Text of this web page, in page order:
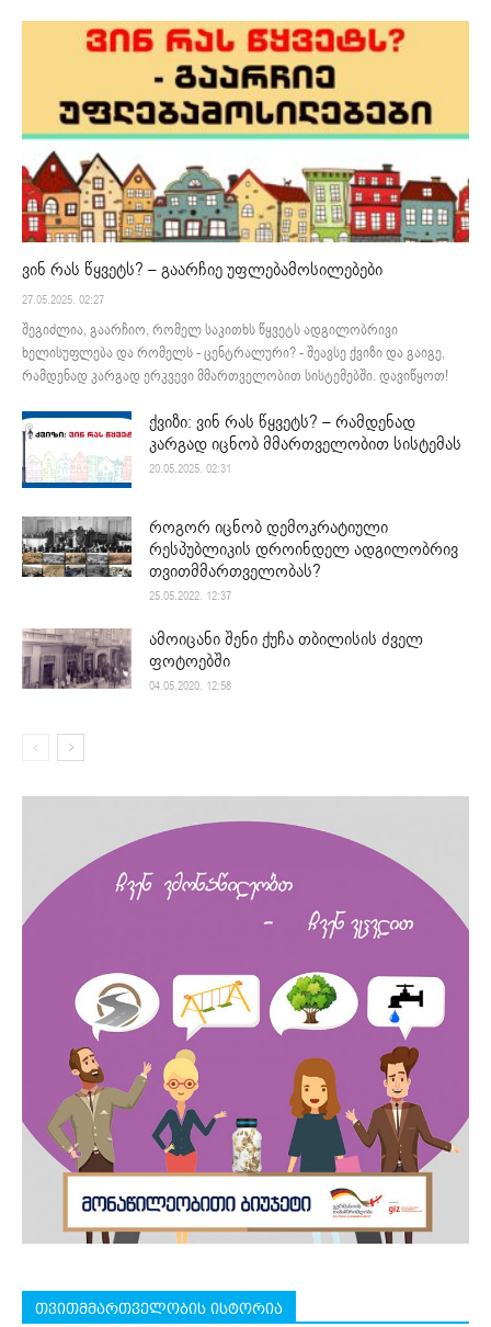
ვინ რას წყვეტს? – გაარჩიე უფლებამოსილებები
27.05.2025. 02:27
შეგიძლია, გაარჩიო, რომელ საკითხს წყვეტს ადგილობრივი
ხელისუფლება და რომელს - ცენტრალური? - შეავსე ქვიზი და გაიგე,
რამდენად კარგად ერკვევი მმართველობით სისტემებში. დავიწყოთ!
ქვიზი: ვინ რას წყვეტს? – რამდენად
კარგად იცნობ მმართველობით სისტემას
20.05.2025. 02:31
როგორ იცნობ დემოკრატიული
რესპუბლიკის დროინდელ ადგილობრივ
თვითმმართველობას?
25.05.2022. 12:37
ამოიცანი შენი ქუჩა თბილისის ძველ
ფოტოებში
04.05.2020. 12:58
თვითმმართველობის ისტორია